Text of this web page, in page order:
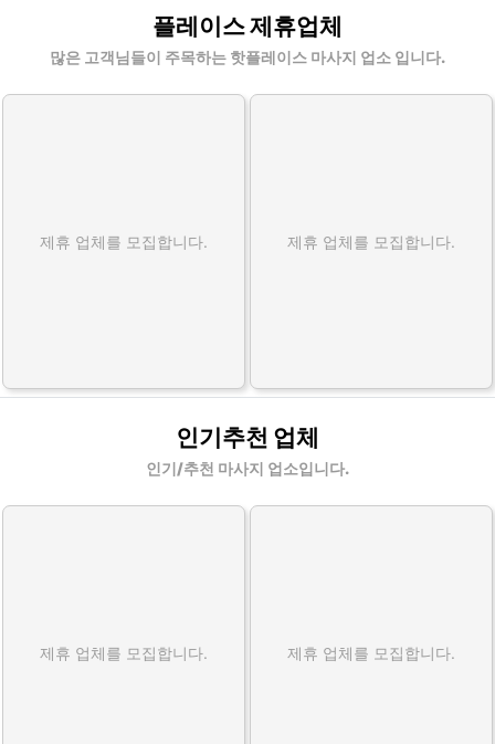
플레이스 제휴업체
많은 고객님들이 주목하는 핫플레이스 마사지 업소 입니다.
제휴 업체를 모집합니다. 제휴 업체를 모집합니다.
인기추천 업체
인기/추천 마사지 업소입니다.
제휴 업체를 모집합니다. 제휴 업체를 모집합니다.